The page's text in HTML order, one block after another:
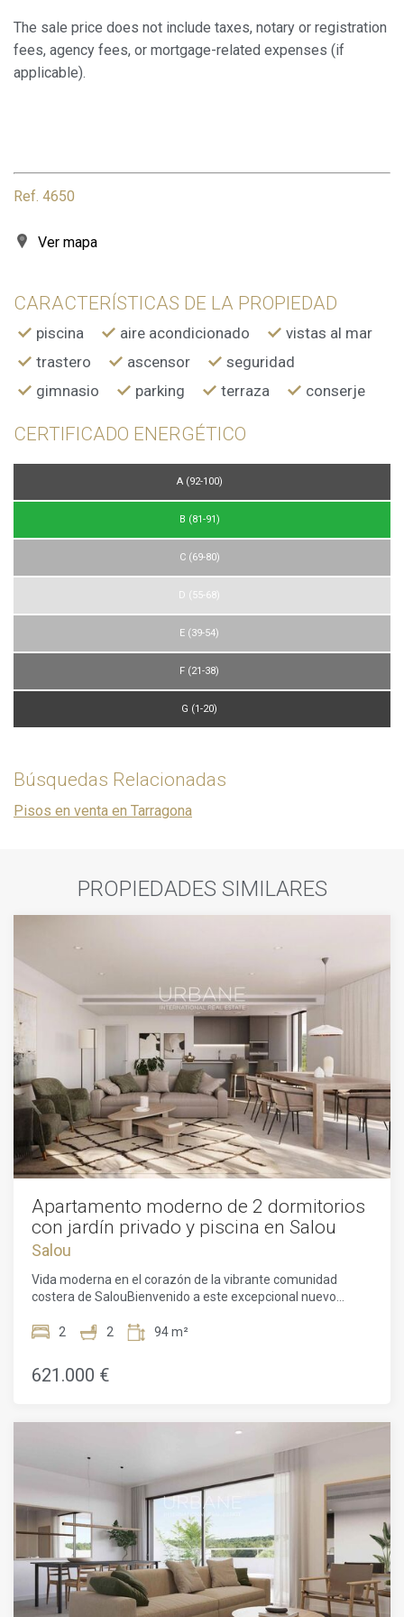
The sale price does not include taxes, notary or registration
fees, agency fees, or mortgage-related expenses (if
applicable).
Ref. 4650
Ver mapa
CARACTERÍSTICAS DE LA PROPIEDAD
piscina aire acondicionado
vistas al mar
trastero
ascensor
seguridad
gimnasio
parking terraza conserje
CERTIFICADO ENERGÉTICO
A (92-100)
B (81-91)
C (69-80)
D (55-68)
E (39-54)
F (21-38)
G (1-20)
Búsquedas Relacionadas
Pisos en venta en Tarragona
PROPIEDADES SIMILARES
Apartamento moderno de 2 dormitorios
con jardín privado y piscina en Salou
Salou
Vida moderna en el corazón de la vibrante comunidad
costera de SalouBienvenido a este excepcional nuevo
deseables y dinámicas de la Costa Dorada en Tarragona,
animado paseo marítimo y su encanto mediterráneo, Salou
ofrece una combinación envidiable de relajación junto al
buscan una segunda residencia junto al mar.Este luminoso y
espacioso apartamento de 94 m², con un precio de
621.000 €, está diseñado para combinar comodidad, estilo y
funcionalidad. La luz natural inunda los interiores, creando
una atmósfera cálida y acogedora en todo el hogar. La
vivienda cuenta con dos amplios dormitorios y dos baños
elegantemente diseñados, que ofrecen privacidad y
practicidad. Cada detalle ha sido cuidadosamente pensado
para ofrecer una experiencia de vida moderna, desde los
espacios de planta abierta hasta los acabados de
calidad.Salga al jardín privado de 106 m², un santuario de
2 2 94 m²
621.000 €